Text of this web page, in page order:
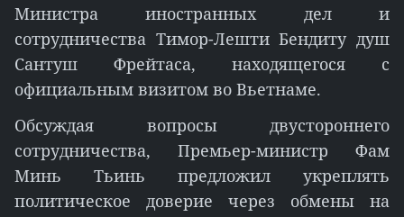
Министра иностранных дел и
сотрудничества Тимор-Лешти Бендиту душ
Сантуш Фрейтаса, находящегося с
официальным визитом во Вьетнаме.
Обсуждая вопросы двустороннего
сотрудничества, Премьер-министр Фам
Минь Тьинь предложил укреплять
политическое доверие через обмены на